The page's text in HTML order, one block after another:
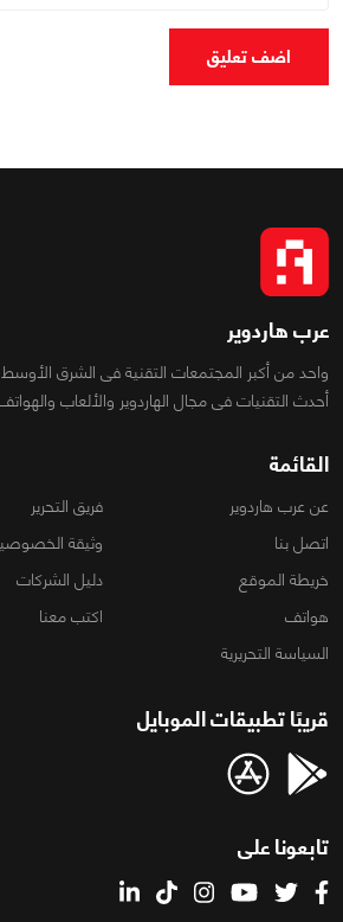
اضف تعليق
عرب هاردوير
واحد من أكبر المجتمعات التقنية فى الشرق
أحدث التقنيات فى مجال الهاردوير والألعاب
القائمة
عن عرب هاردوير
فريق التحرير
اتصل بنا
وثيقة
خريطة الموقع
دليل الشركات
هواتف
اكتب معنا
السياسة التحريرية
قريبًا تطبيقات الموبايل
تابعونا على